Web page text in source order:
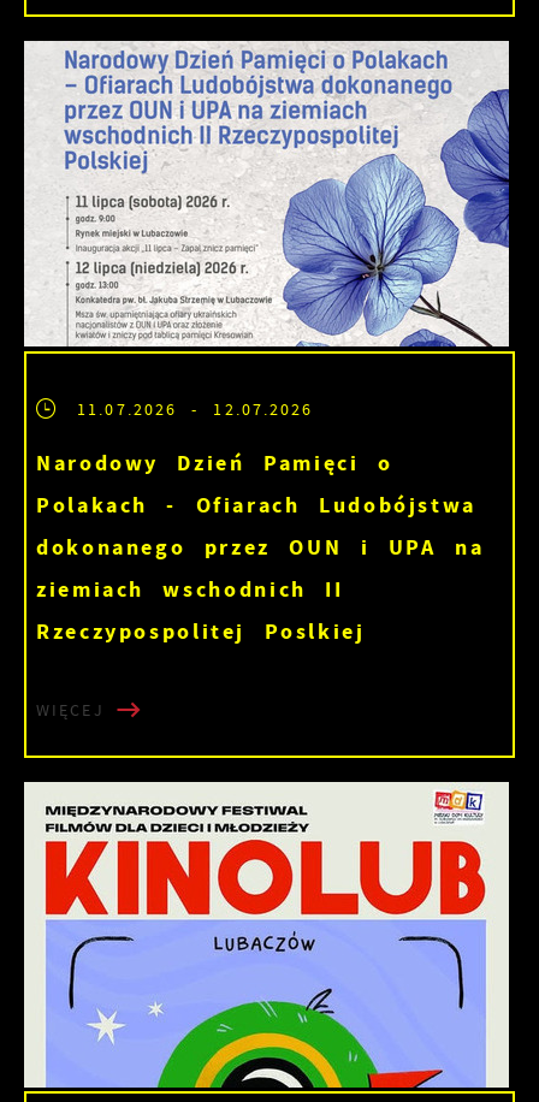
11.07.2026 - 12.07.2026
Narodowy Dzień Pamięci o
Polakach - Ofiarach Ludobójstwa
dokonanego przez OUN i UPA na
ziemiach wschodnich II
Rzeczypospolitej Poslkiej
WIĘCEJ